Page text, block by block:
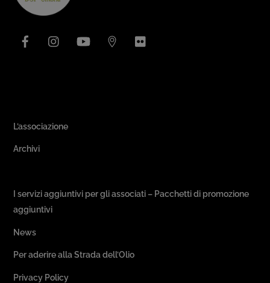
YouTube
L’associazione
Archivi
I servizi aggiuntivi per gli associati – Pacchetti di promozione
aggiuntivi
News
Per aderire alla Strada dell’Olio
Privacy Policy